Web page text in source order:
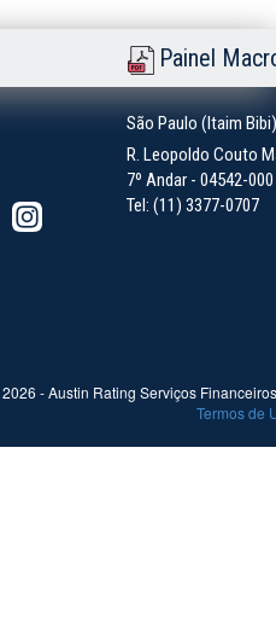
Painel
São Paulo (Itaim Bibi)
R. Leopoldo Couto
7º Andar - 04542-
Tel: (11) 3377-0707
2026 - Austin Rating Serviços
Termos de